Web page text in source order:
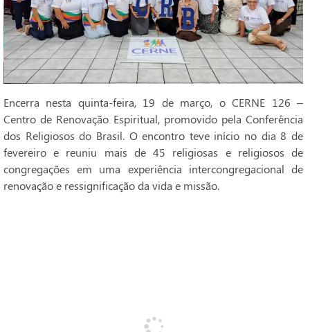
Encerra nesta quinta-feira, 19 de março, o CERNE 126 –
Centro de Renovação Espiritual, promovido pela Conferência
dos Religiosos do Brasil. O encontro teve início no dia 8 de
fevereiro e reuniu mais de 45 religiosas e religiosos de
congregações em uma experiência intercongregacional de
renovação e ressignificação da vida e missão.